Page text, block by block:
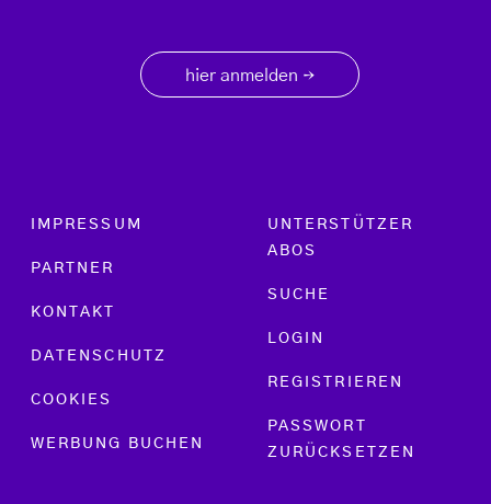
hier anmelden →
Footer menu
IMPRESSUM
PARTNER
KONTAKT
DATENSCHUTZ
COOKIES
WERBUNG BUCHEN
UNTERSTÜTZER
ABOS
SUCHE
LOGIN
REGISTRIEREN
PASSWORT
ZURÜCKSETZEN